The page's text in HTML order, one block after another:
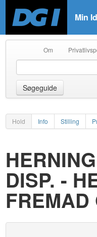
Min
Om
Søgeguide
Hold Info Stilling
DISP. -
FREMAD